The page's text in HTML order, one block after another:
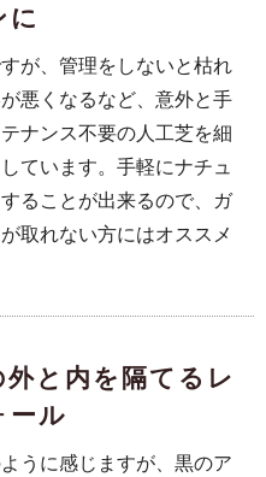
に
が、管理をしないと枯れ
悪くなるなど、意外と手
ナンス不要の人工芝を細
ています。手軽にナチュ
ることが出来るので、ガ
取れない方にはオススメ
と内を隔てるレ
ール
うに感じますが、黒のア